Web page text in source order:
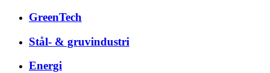
GreenTech
Stål- & gruvindustri
Energi